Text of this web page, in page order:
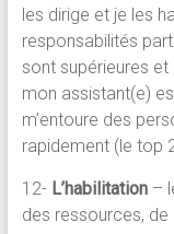
les dirige et je les
responsabilités
sont supérieures et
mon assistant(e)
m’entoure des
rapidement (le top
12- L’habilitation–
des ressources, de